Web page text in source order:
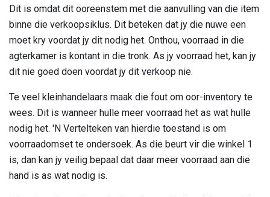
Dit is omdat dit ooreenstem met die aanvulling van die item
binne die verkoopsiklus. Dit beteken dat jy die nuwe een
moet kry voordat jy dit nodig het. Onthou, voorraad in die
agterkamer is kontant in die tronk. As jy voorraad het, kan jy
dit nie goed doen voordat jy dit verkoop nie.
Te veel kleinhandelaars maak die fout om oor-inventory te
wees. Dit is wanneer hulle meer voorraad het as wat hulle
nodig het. 'N Vertelteken van hierdie toestand is om
voorraadomset te ondersoek. As die beurt vir die winkel 1
is, dan kan jy veilig bepaal dat daar meer voorraad aan die
hand is as wat nodig is.